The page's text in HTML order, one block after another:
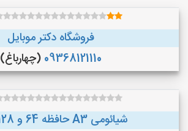
فروشگاه دکتر موبایل
09368121110 (چهارباغ)
شیائومی A3 حافظه 64 و 128 گیگ